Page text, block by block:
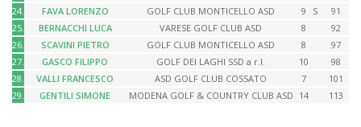
24.
FAVA LORENZO GOLF CLUB MONTICELLO ASD 9 S
91
25.
BERNACCHI LUCA VARESE GOLF CLUB ASD 8
92
26.
SCAVINI PIETRO GOLF CLUB MONTICELLO ASD 8
97
27.
GASCO FILIPPO GOLF DEI LAGHI SSD a r.l. 10
98
28.
VALLI FRANCESCO ASD GOLF CLUB COSSATO 7
101
29.
GENTILI SIMONE MODENA GOLF & COUNTRY CLUB ASD 14 113